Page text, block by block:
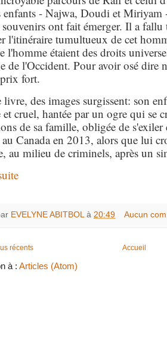
enfants - Najwa, Doudi et Miriyam
souvenirs ont fait émerger. Il a
l'itinéraire tumultueux de cet
l'homme étaient des droits
de l'Occident. Pour avoir osé dire
fort.
livre, des images surgissent: son
et cruel, hantée par un ogre qui se
de sa famille, obligée de
au Canada en 2013, alors que lui
au milieu de criminels, après un
EVELYNE ABITBOL à 20:49 Aucun
récents Accueil
à : Articles (Atom)